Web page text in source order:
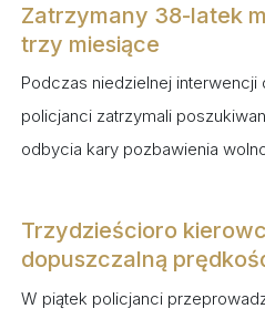
Zatrzymany 38-latek
trzy miesiące
Podczas niedzielnej interwencji
policjanci zatrzymali
odbycia kary pozbawienia
Trzydzieścioro
dopuszczalną
W piątek policjanci